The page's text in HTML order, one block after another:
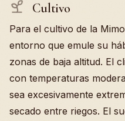
Cultivo
Para el cultivo de la
entorno que emule su
zonas de baja altitud. El
con temperaturas
sea excesivamente
secado entre riegos. El